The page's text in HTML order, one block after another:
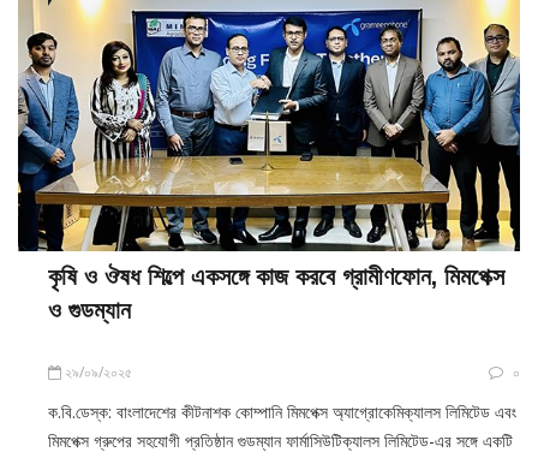
কৃষি ও ঔষধ শিল্পে একসঙ্গে কাজ করবে গ্রামীণফোন, মিমপেক্স
ও গুডম্যান
২৯/০৯/২০২৫ ০
ক.বি.ডেস্ক: বাংলাদেশের কীটনাশক কোম্পানি মিমপেক্স অ্যাগ্রোকেমিক্যালস লিমিটেড এবং
মিমপেক্স গ্রুপের সহযোগী প্রতিষ্ঠান গুডম্যান ফার্মাসিউটিক্যালস লিমিটেড-এর সঙ্গে একটি